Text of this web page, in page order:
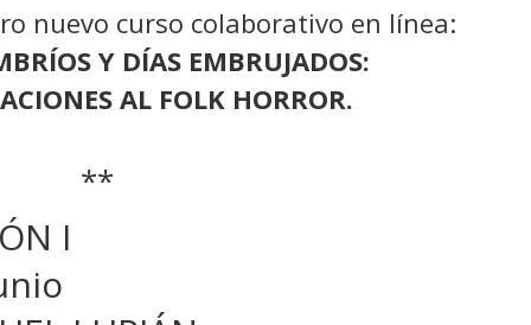
nuevo curso colaborativo en línea:
Y DÍAS EMBRUJADOS:
AL FOLK HORROR.
**
I